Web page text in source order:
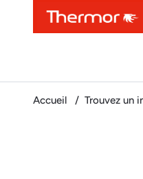
ContenuMenu
Accueil Trouvez un